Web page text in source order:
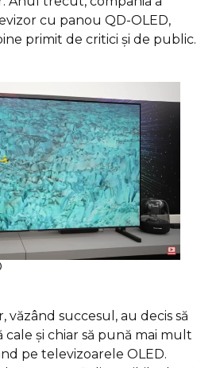
cu panou QD-OLED,
primit de critici și de public.
văzând succesul, au decis să
cale și chiar să pună mai mult
pe televizoarele OLED.